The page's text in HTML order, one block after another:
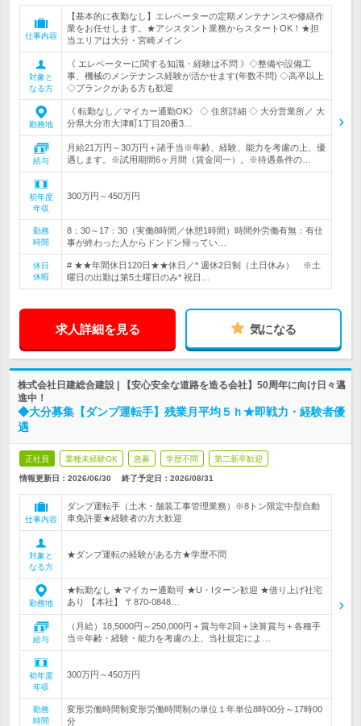
仕事内容
【基本的に夜勤なし】エレベーターの定期メンテナンスや修繕作
業をお任せします。★アシスタント業務からスタートOK！★担
当エリアは大分・宮崎メイン
対象と
なる方
《 エレベーターに関する知識・経験は不問 》◇整備や設備工
事、機械のメンテナンス経験が活かせます(年数不問) ◇高卒以上
◇ブランクがある方も歓迎
勤務地
《 転勤なし／マイカー通勤OK》 ◇ 住所詳細 ◇ 大分営業所／ 大
分県大分市大津町1丁目20番3…
給与
月給21万円～30万円＋諸手当※年齢、経験、能力を考慮の上、優
遇します。※試用期間6ヶ月間（賃金同一）。※待遇条件の…
初年度
年収
300万円～450万円
勤務
時間
8：30～17：30（実働8時間／休憩1時間）時間外労働有無：有仕
事が終わった人からドンドン帰ってい…
休日
休暇
# ★★年間休日120日★★休日／* 週休2日制（土日休み） ※土
曜日の出勤は第5土曜日のみ* 祝日…
求人詳細を見る 気になる
株式会社日建総合建設 | 【安心安全な道路を造る会社】50周年に向け日々邁
進中！
◆大分募集【ダンプ運転手】残業月平均５ｈ★即戦力・経験者優
遇
正社員 業種未経験OK 急募 学歴不問 第二新卒歓迎
情報更新日：2026/06/30 終了予定日： 2026/08/31
仕事内容
ダンプ運転手（土木・舗装工事管理業務）※8トン限定中型自動
車免許要★経験者の方大歓迎
対象と
なる方
★ダンプ運転の経験がある方★学歴不問
勤務地
★転勤なし ★マイカー通勤可 ★U・Iターン歓迎 ★借り上げ社宅
あり 【本社】 〒870-0848…
給与
（月給）18,5000円～250,000円＋賞与年2回＋決算賞与＋各種手
当※年齢・経験・能力を考慮の上、当社規定によ…
初年度
年収
300万円～450万円
勤務
時間
変形労働時間制変形労働時間制の単位１年単位8時00分～17時00
分